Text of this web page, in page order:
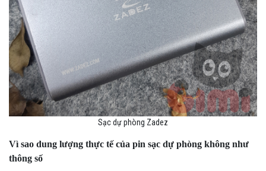
Sạc dự phòng Zadez
Vì sao dung lượng thực tế của pin sạc dự phòng không như
thông số